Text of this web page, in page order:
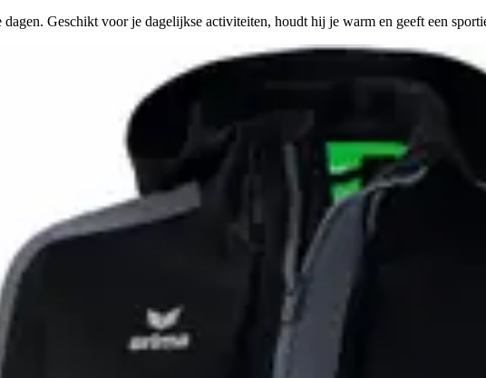
Geschikt voor je dagelijkse activiteiten, houdt hij je warm en geeft een